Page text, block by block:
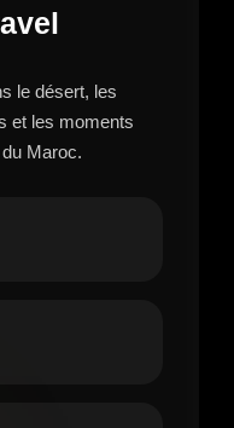
le désert, les
et les moments
Maroc.